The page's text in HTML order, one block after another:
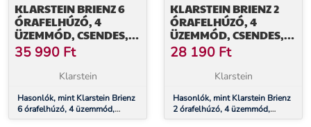
KLARSTEIN BRIENZ 6
ÓRAFELHÚZÓ, 4
ÜZEMMÓD, CSENDES,
FA MEGJELENÉS,
RUGALMAS PÁRNA
35 990 Ft
Klarstein
Hasonlók, mint Klarstein Brienz
6 órafelhúzó, 4 üzemmód,
csendes, fa megjelenés,
KLARSTEIN BRIENZ 2
ÓRAFELHÚZÓ, 4
ÜZEMMÓD, CSENDES,
FA MEGJELENÉS,
RUGALMAS PÁRNA
28 190 Ft
Klarstein
Hasonlók, mint Klarstein Brienz
2 órafelhúzó, 4 üzemmód,
csendes, fa megjelenés,